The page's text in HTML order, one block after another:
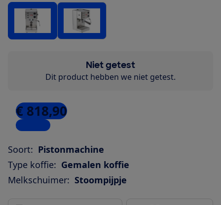
Niet getest
Dit product hebben we niet getest.
€ 818,90
2 winkels
Soort: Pistonmachine
Type koffie: Gemalen koffie
Melkschuimer: Stoompijpje